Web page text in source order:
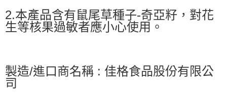
2.本產品含有鼠尾草種子-奇亞籽，對花
生等核果過敏者應小心使用。
製造/進口商名稱 : 佳格食品股份有限公
司